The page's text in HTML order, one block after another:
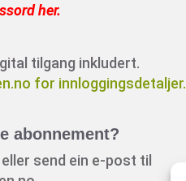
her.
tilgang inkludert.
for innloggingsdetaljer.
abonnement?
send ein e-post til